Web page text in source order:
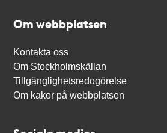
Om webbplatsen
Kontakta oss
Om Stockholmskällan
Tillgänglighetsredogörelse
Om kakor på webbplatsen